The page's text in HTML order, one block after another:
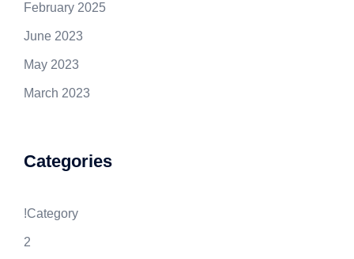
February 2025
June 2023
May 2023
March 2023
Categories
!Category
2